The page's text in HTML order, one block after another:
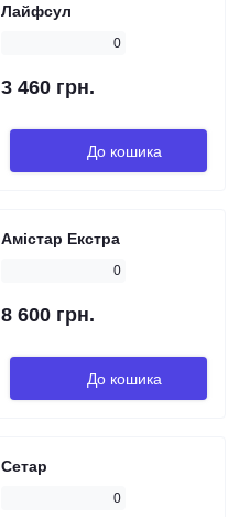
Лайфсул
0
3 460 грн.
До кошика
Амістар Екстра
0
8 600 грн.
До кошика
Сетар
0